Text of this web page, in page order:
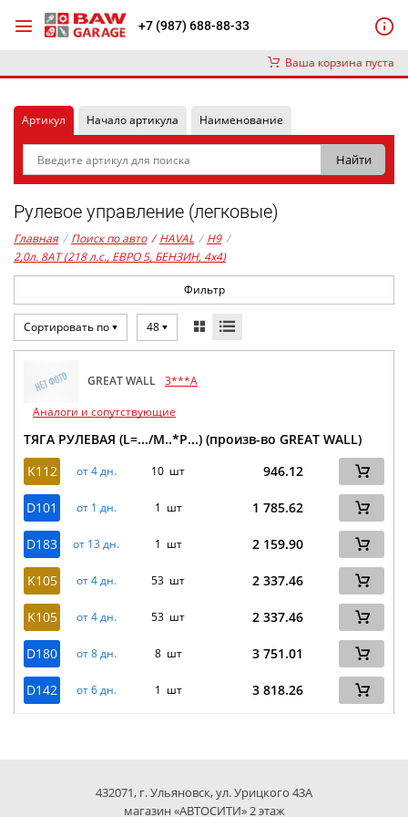
+7 (987) 688-88-33
Ваша корзина пуста
Артикул Начало артикула Наименование
Рулевое управление (легковые)
Главная / Поиск по авто / HAVAL / H9 /
2,0л. 8AT (218 л.с., ЕВРО 5, БЕНЗИН, 4x4)
Фильтр
Сортировать по 48
GREAT WALL 3***A
Аналоги и сопутствующие
ТЯГА РУЛЕВАЯ (L=.../M..*P...) (произв-во GREAT WALL)
K112
от 4 дн. 10 шт 946.12
D101 от 1 дн. 1 шт 1 785.62
D183 от 13 дн. 1 шт 2 159.90
K105 от 4 дн. 53 шт 2 337.46
K105 от 4 дн. 53 шт 2 337.46
D180 от 8 дн. 8 шт 3 751.01
D142 от 6 дн. 1 шт 3 818.26
432071, г. Ульяновск, ул. Урицкого 43А
магазин «АВТОСИТИ» 2 этаж